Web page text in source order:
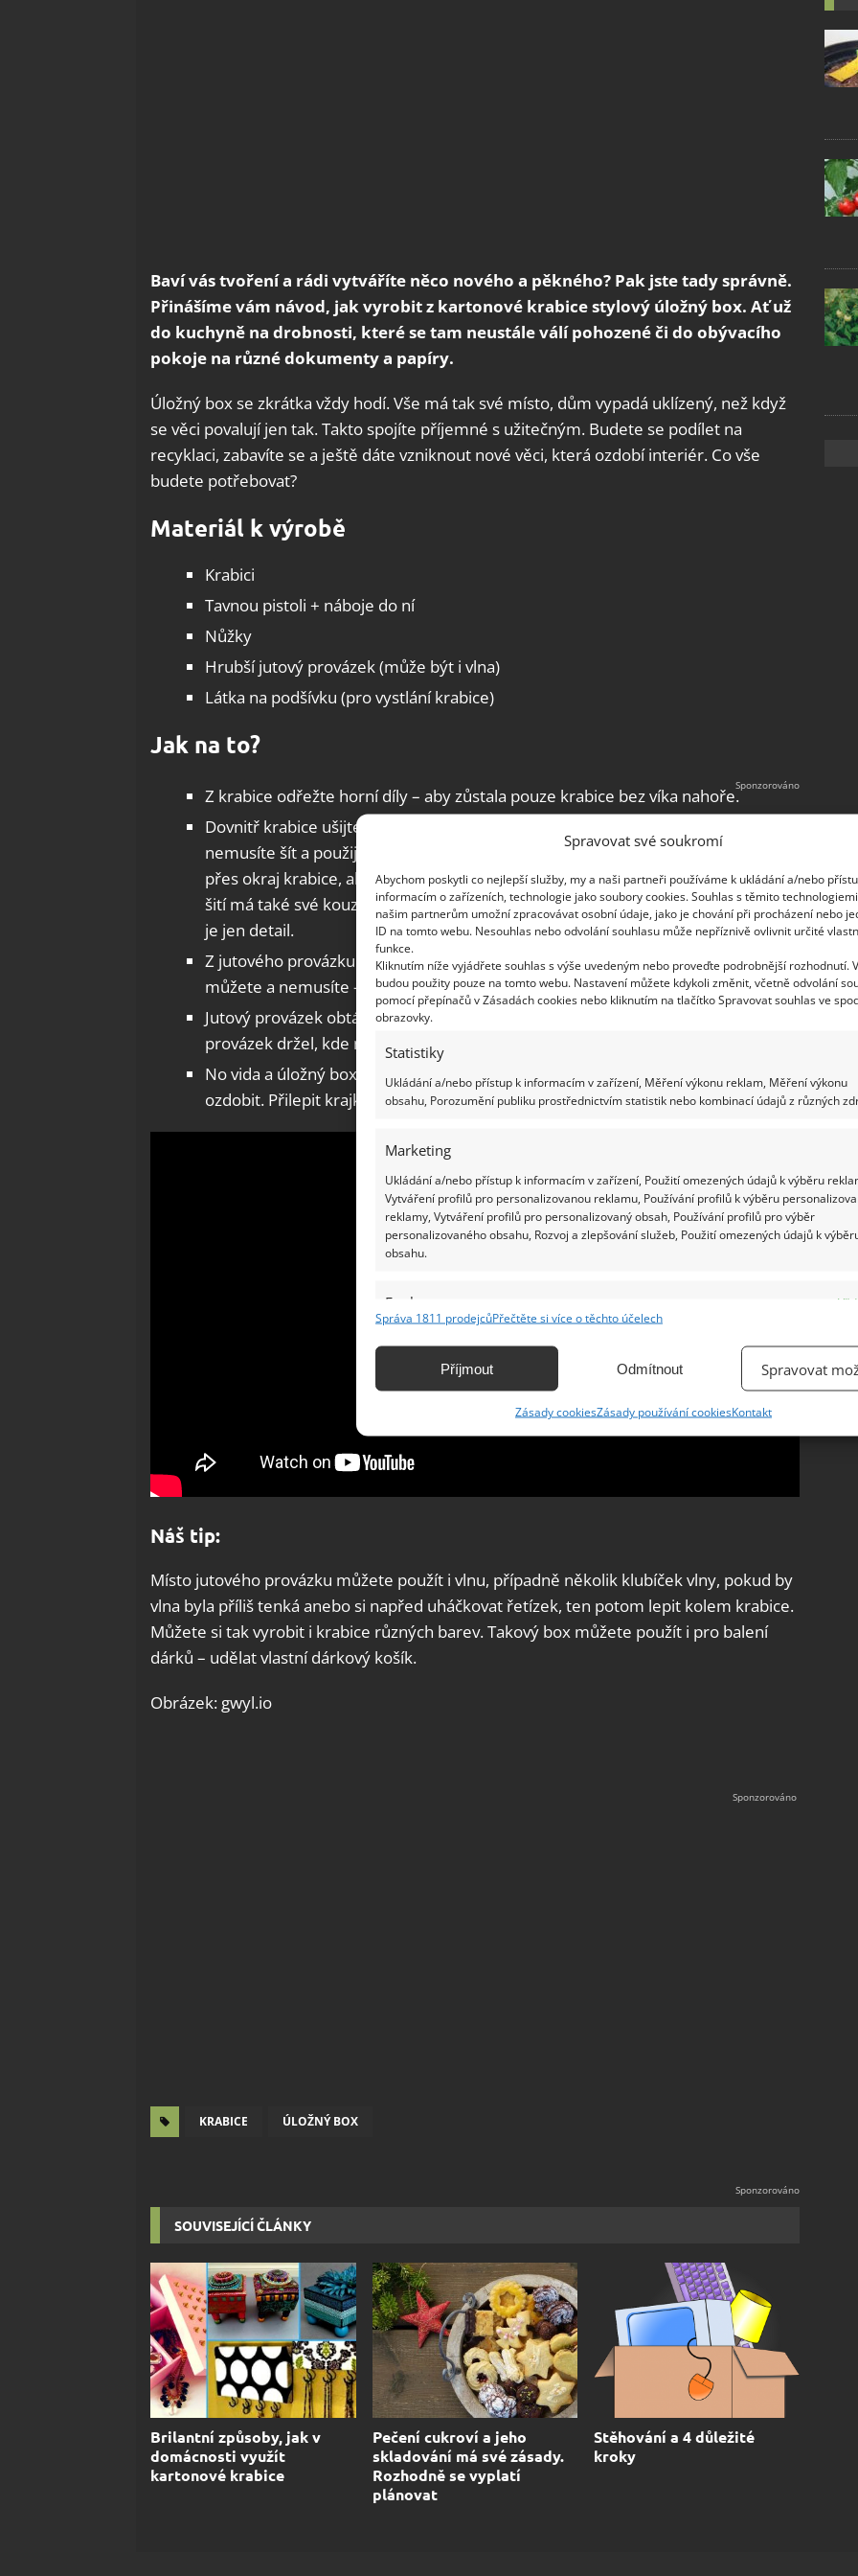
Spravovat své soukromí
Abychom poskytli co nejlepší služby, my a naši partneři používáme k ukládání a/nebo
informacím o zařízeních, technologie jako soubory cookies. Souhlas s těmito
našim partnerům umožní zpracovávat osobní údaje, jako je chování při procházení nebo
ID na tomto webu. Nesouhlas nebo odvolání souhlasu může nepříznivě ovlivnit určité
funkce.
Kliknutím níže vyjádřete souhlas s výše uvedeným nebo proveďte podrobnější rozhodnutí.
budou použity pouze na tomto webu. Nastavení můžete kdykoli změnit, včetně odvolání
pomocí přepínačů v Zásadách cookies nebo kliknutím na tlačítko Spravovat souhlas ve
obrazovky.
Statistiky
Ukládání a/nebo přístup k informacím v zařízení, Měření výkonu reklam, Měření výkonu
obsahu, Porozumění publiku prostřednictvím statistik nebo kombinací údajů z různých
Marketing
Ukládání a/nebo přístup k informacím v zařízení, Použití omezených údajů k výběru
Vytváření profilů pro personalizovanou reklamu, Používání profilů k výběru
reklamy, Vytváření profilů pro personalizovaný obsah, Používání profilů pro výběr
personalizovaného obsahu, Rozvoj a zlepšování služeb, Použití omezených údajů k
obsahu.
Funkce
Identifikace zařízení na základě automaticky přenášených informací.
základě aktivně vyžádaných informací.
Zajištění bezpečnosti, předcházení a zjišťování podvodů a
odstraňování chyb, Poskytování a zobrazování reklamy a obsahu,
Správa 1811 prodejcůPřečtěte si více o těchto účelech
Příjmout Odmítnout Spravovat
Zásady cookiesZásady používání cookiesKontakt
Baví vás tvoření a rádi vytváříte něco nového a pěkného? Pak jste tady správně.
Přinášíme vám návod, jak vyrobit z kartonové krabice stylový úložný box. Ať už
do kuchyně na drobnosti, které se tam neustále válí pohozené či do obývacího
pokoje na různé dokumenty a papíry.
Úložný box se zkrátka vždy hodí. Vše má tak své místo, dům vypadá uklízený, než když
se věci povalují jen tak. Takto spojíte příjemné s užitečným. Budete se podílet na
recyklaci, zabavíte se a ještě dáte vzniknout nové věci, která ozdobí interiér. Co vše
budete potřebovat?
Materiál k výrobě
Krabici
Tavnou pistoli + náboje do ní
Nůžky
Hrubší jutový provázek (může být i vlna)
Látka na podšívku (pro vystlání krabice)
Jak na to?
Z krabice odřežte horní díly – aby zůstala pouze krabice bez víka nahoře.
Dovnitř krabice ušijte podšívku (dá se to zvládnout i ručně), případně vůbec
nemusíte šít a použijte pouze lepidlo z tavné pistole. Látku nahoře přehněte
přes okraj krabice, aby se vytvořil nařasený lem. Verze s lepidlem je rychlejší, ale
šití má také své kouzlo. Lem ohnuté látky můžete totiž prošít ozdobně, ale to už
je jen detail.
Z jutového provázku si nyní upleťte úchytky a přilepte je ke krabici. Ty tam dávat
můžete a nemusíte – je to na vás.
Jutový provázek obtáčejte kolem krabice a používejte přitom i tavnou pistoli, aby
provázek držel, kde má.
No vida a úložný box je na světě. Když budete chtít, můžete jej dále ještě i nějak
ozdobit. Přilepit krajku, kytičku, mašli, korálky.
Náš tip:
Místo jutového provázku můžete použít i vlnu, případně několik klubíček vlny, pokud by
vlna byla příliš tenká anebo si napřed uháčkovat řetízek, ten potom lepit kolem krabice.
Můžete si tak vyrobit i krabice různých barev. Takový box můžete použít i pro balení
dárků – udělat vlastní dárkový košík.
Obrázek: gwyl.io
KRABICE ÚLOŽNÝ BOX
SOUVISEJÍCÍ ČLÁNKY
Brilantní způsoby, jak v
domácnosti využít
kartonové krabice
Pečení cukroví a jeho
skladování má své zásady.
Rozhodně se vyplatí
plánovat
Stěhování a 4 důležité
kroky